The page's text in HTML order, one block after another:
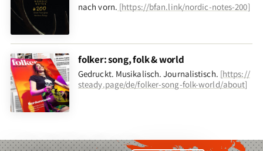
nach vorn. [https://bfan.link/nordic-notes-200]
folker: song, folk & world
Gedruckt. Musikalisch. Journalistisch. [https://
steady.page/de/folker-song-folk-world/about]